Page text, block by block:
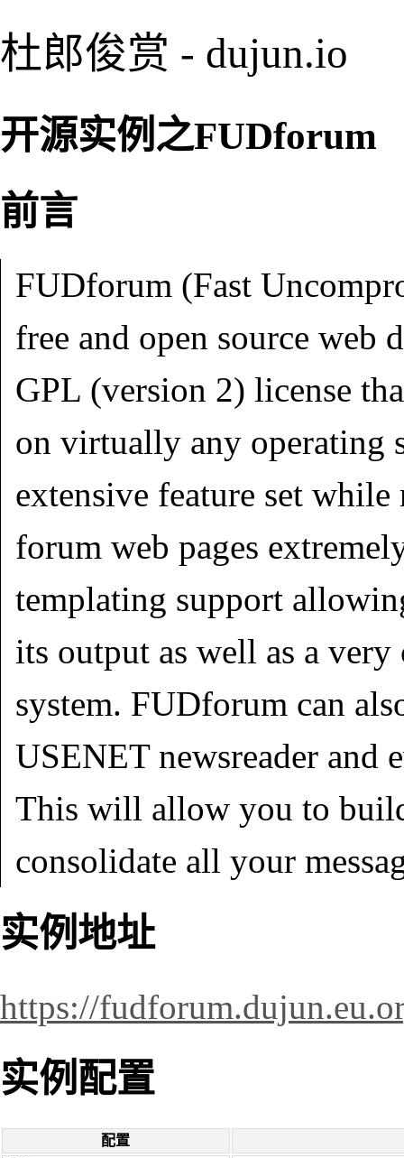
杜郎俊赏 - dujun.io
开源实例之FUDforum
前言
FUDforum (Fast
free and open source web
GPL (version 2) license
on virtually any operating
extensive feature set
forum web pages
templating support
its output as well as a very
system. FUDforum can
USENET newsreader and
This will allow you to
consolidate all your
实例地址
https://
实例配置
配置